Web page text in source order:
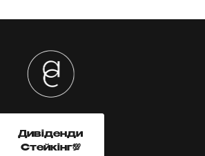
Дивіденди
Стейкінг💯